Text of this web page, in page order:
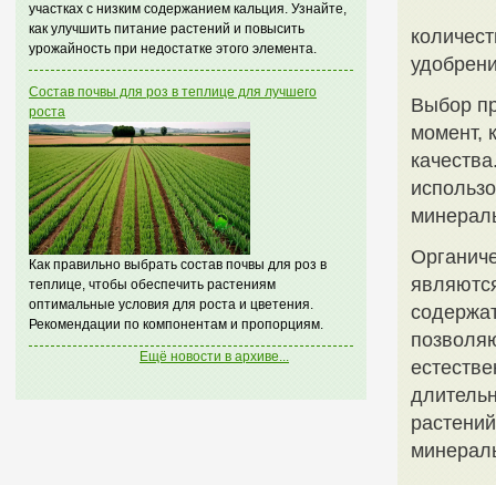
участках с низким содержанием кальция. Узнайте,
как улучшить питание растений и повысить
урожайность при недостатке этого элемента.
Состав почвы для роз в теплице для лучшего
роста
Как правильно выбрать состав почвы для роз в
теплице, чтобы обеспечить растениям
оптимальные условия для роста и цветения.
Рекомендации по компонентам и пропорциям.
Ещё новости в архиве...
Выбор
момент,